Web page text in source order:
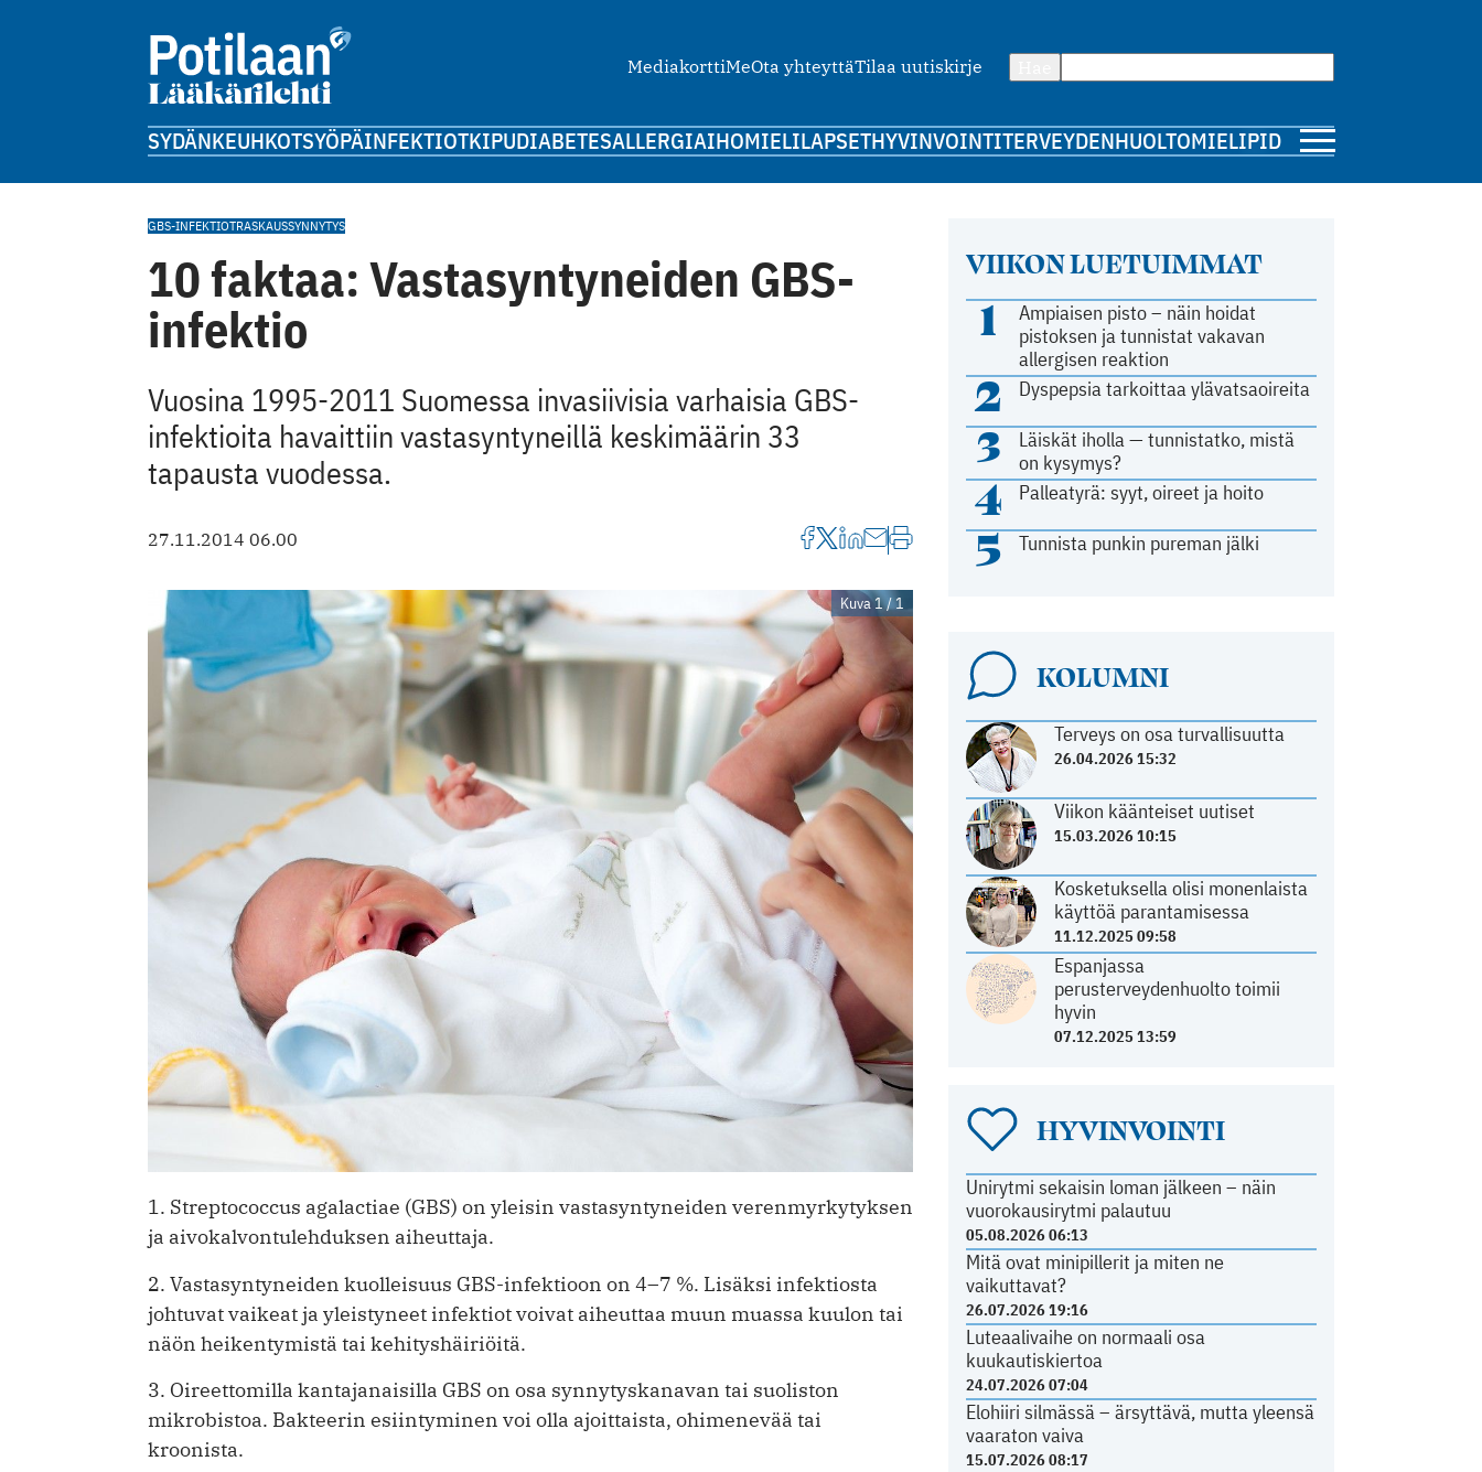
MediakorttiMeOta yhteyttäTilaa uutiskirje
SYDÄNKEUHKOTSYÖPÄINFEKTIOTKIPUDIABETESALLERGIAIHOMIELILAPSETHYVINVOINTITERVEYDENHUOLTOMIELIPIDE
VIIKON LUETUIMMAT
1
Ampiaisen pisto – näin hoidat
pistoksen ja tunnistat vakavan
allergisen reaktion
2 Dyspepsia tarkoittaa ylävatsaoireita
3
Läiskät iholla — tunnistatko, mistä
on kysymys?
4 Palleatyrä: syyt, oireet ja hoito
5 Tunnista punkin pureman jälki
KOLUMNI
Terveys on osa turvallisuutta
26.04.2026 15:32
Viikon käänteiset uutiset
15.03.2026 10:15
Kosketuksella olisi monenlaista
käyttöä parantamisessa
11.12.2025 09:58
Espanjassa
perusterveydenhuolto toimii
hyvin
07.12.2025 13:59
HYVINVOINTI
Unirytmi sekaisin loman jälkeen – näin
vuorokausirytmi palautuu
05.08.2026 06:13
Mitä ovat minipillerit ja miten ne
vaikuttavat?
26.07.2026 19:16
Luteaalivaihe on normaali osa
kuukautiskiertoa
24.07.2026 07:04
Elohiiri silmässä – ärsyttävä, mutta yleensä
vaaraton vaiva
15.07.2026 08:17
GBS-INFEKTIOTRASKAUSSYNNYTYS
10 faktaa: Vastasyntyneiden GBS-
infektio
Vuosina 1995-2011 Suomessa invasiivisia varhaisia GBS-
infektioita havaittiin vastasyntyneillä keskimäärin 33
tapausta vuodessa.
27.11.2014 06.00
Kuva 1 / 1
1. Streptococcus agalactiae (GBS) on yleisin vastasyntyneiden verenmyrkytyksen
ja aivokalvontulehduksen aiheuttaja.
2. Vastasyntyneiden kuolleisuus GBS-infektioon on 4–7 %. Lisäksi infektiosta
johtuvat vaikeat ja yleistyneet infektiot voivat aiheuttaa muun muassa kuulon tai
näön heikentymistä tai kehityshäiriöitä.
3. Oireettomilla kantajanaisilla GBS on osa synnytyskanavan tai suoliston
mikrobistoa. Bakteerin esiintyminen voi olla ajoittaista, ohimenevää tai
kroonista.